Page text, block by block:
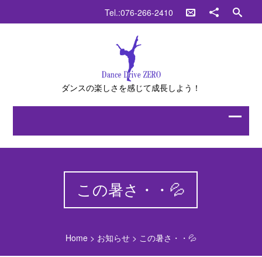
Tel.:076-266-2410
ダンスの楽しさを感じて成長しよう！
この暑さ・・💦
Home> お知らせ> この暑さ・・💦